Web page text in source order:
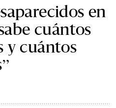
en
cuántos
y cuántos